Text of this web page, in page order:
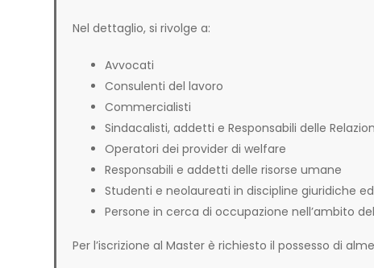
Nel dettaglio, si rivolge a:
Avvocati
Consulenti del lavoro
Commercialisti
Sindacalisti, addetti e Responsabili delle
Operatori dei provider di welfare
Responsabili e addetti delle risorse umane
Studenti e neolaureati in discipline giuridiche
Persone in cerca di occupazione nell’ambito
Per l’iscrizione al Master è richiesto il possesso di